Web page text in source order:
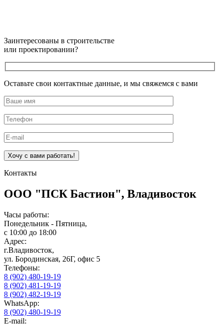
Заинтересованы в строительстве
или проектировании?
Оставьте свои контактные данные, и мы свяжемся с вами
Оставьте это поле пустым.
Контакты
ООО "ПСК Бастион", Владивосток
Часы работы:
Понедельник - Пятница,
с 10:00 до 18:00
Адрес:
г.Владивосток,
ул. Бородинская, 26Г, офис 5
Телефоны:
8 (902) 480-19-19
8 (902) 481-19-19
8 (902) 482-19-19
WhatsApp:
8 (902) 480-19-19
E-mail: